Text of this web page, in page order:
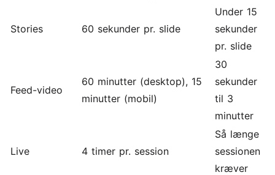
Stories 60 sekunder pr. slide
Under 15
sekunder
pr. slide
Feed-video
60 minutter (desktop), 15
minutter (mobil)
30
sekunder
til 3
minutter
Live 4 timer pr. session
Så længe
sessionen
kræver